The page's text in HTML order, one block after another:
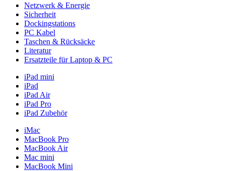
Netzwerk & Energie
Sicherheit
Dockingstations
PC Kabel
Taschen & Rücksäcke
Literatur
Ersatzteile für Laptop & PC
iPad mini
iPad
iPad Air
iPad Pro
iPad Zubehör
iMac
MacBook Pro
MacBook Air
Mac mini
MacBook Mini